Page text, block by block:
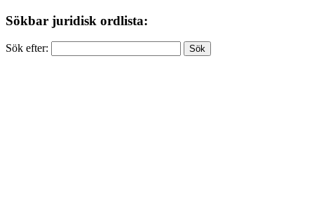
Sökbar juridisk ordlista:
Sök efter: